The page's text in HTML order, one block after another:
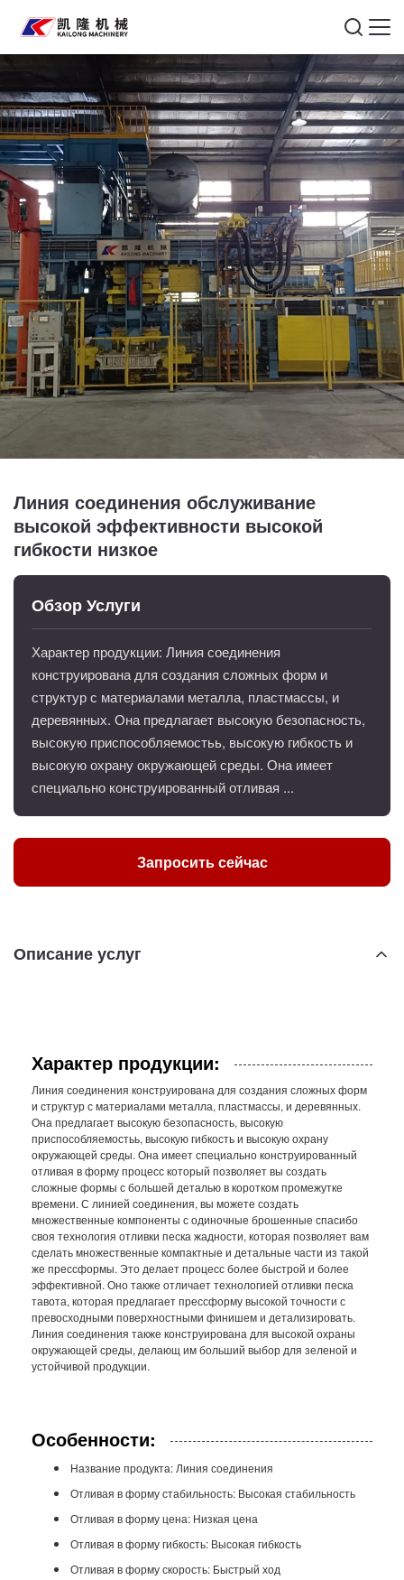
Линия соединения обслуживание
высокой эффективности высокой
гибкости низкое
Обзор Услуги
Характер продукции: Линия соединения
конструирована для создания сложных форм и
структур с материалами металла, пластмассы, и
деревянных. Она предлагает высокую безопасность,
высокую приспособляемостьь, высокую гибкость и
высокую охрану окружающей среды. Она имеет
специально конструированный отливая ...
Запросить сейчас
Описание услуг
Характер продукции:
Линия соединения конструирована для создания сложных форм
и структур с материалами металла, пластмассы, и деревянных.
Она предлагает высокую безопасность, высокую
приспособляемостьь, высокую гибкость и высокую охрану
окружающей среды. Она имеет специально конструированный
отливая в форму процесс который позволяет вы создать
сложные формы с большей деталью в коротком промежутке
времени. С линией соединения, вы можете создать
множественные компоненты с одиночные брошенные спасибо
своя технология отливки песка жадности, которая позволяет вам
сделать множественные компактные и детальные части из такой
же прессформы. Это делает процесс более быстрой и более
эффективной. Оно также отличает технологией отливки песка
тавота, которая предлагает прессформу высокой точности с
превосходными поверхностными финишем и детализировать.
Линия соединения также конструирована для высокой охраны
окружающей среды, делающ им больший выбор для зеленой и
устойчивой продукции.
Особенности:
Название продукта: Линия соединения
Отливая в форму стабильность: Высокая стабильность
Отливая в форму цена: Низкая цена
Отливая в форму гибкость: Высокая гибкость
Отливая в форму скорость: Быстрый ход